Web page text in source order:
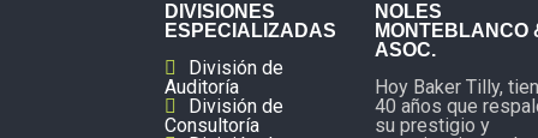
DIVISIONES
ESPECIALIZADAS
División de
Auditoría
División de
Consultoría
NOLES
MONTEBLANCO
ASOC.
Hoy Baker Tilly,
40 años que
su prestigio y